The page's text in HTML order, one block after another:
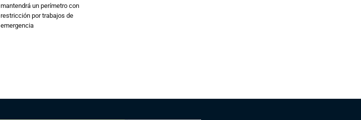
mantendrá un perímetro con
restricción por trabajos de
emergencia